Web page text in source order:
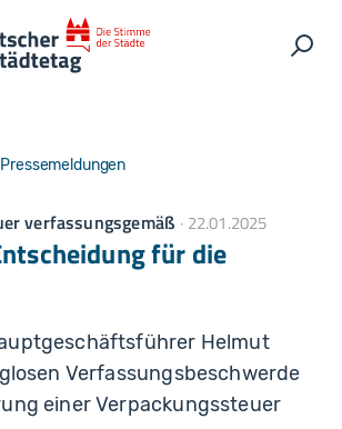
Pressemeldungen
verfassungsgemäß 22.01.2025
für die
Helmut
Verfassungsbeschwerde
einer Verpackungssteuer